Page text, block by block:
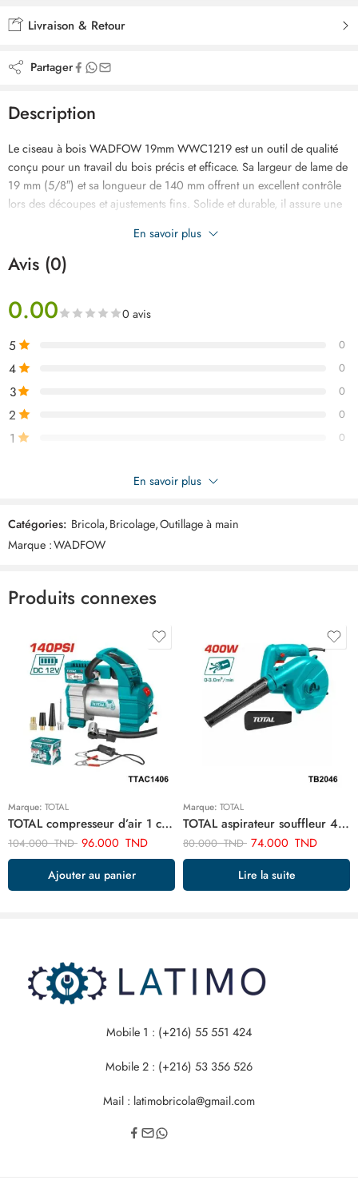
Livraison & Retour
Partager
Description
Le ciseau à bois WADFOW 19mm WWC1219 est un outil de qualité
conçu pour un travail du bois précis et efficace. Sa largeur de lame de
19 mm (5/8″) et sa longueur de 140 mm offrent un excellent contrôle
lors des découpes et ajustements fins. Solide et durable, il assure une
En savoir plus
Avis (0)
0.00 0 avis
5 0
4 0
3 0
2 0
1 0
Soyez le premier à donner votre avis sur “WADFOW ciseau a bois
19mm WWC1219”
Commentaires
Il n'y a pas encore de critiques.
En savoir plus
Catégories: Bricola,Bricolage,Outillage à main
Marque :WADFOW
Produits connexes
Marque: TOTAL
TOTAL compresseur d’air 1 cylindre TTAC1406
104.000TND 96.000 TND
Ajouter au panier
Marque: TOTAL
TOTAL aspirateur souffleur 400w TB2046
80.000TND 74.000 TND
Lire la suite
Mobile 1 : (+216) 55 551 424
Mobile 2 : (+216) 53 356 526
Mail : latimobricola@gmail.com